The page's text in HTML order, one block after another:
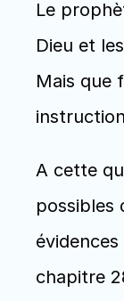
Le
Dieu et
Mais que
A cette
possibles
chapitre